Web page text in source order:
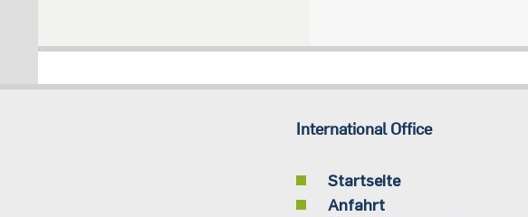
International Office
Startseite
Anfahrt